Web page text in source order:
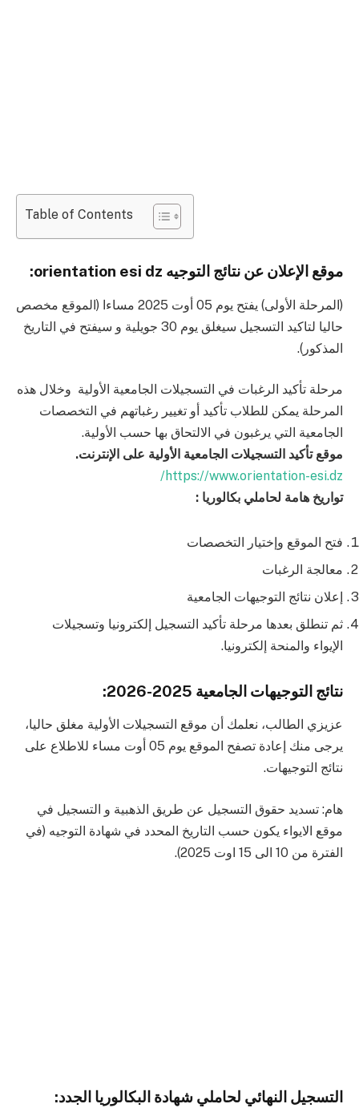
Table of Contents
موقع الإعلان عن نتائج التوجيه orientation esi dz:
(المرحلة الأولى) يفتح يوم 05 أوت 2025 مساءا (الموقع مخصص
حاليا لتاكيد التسجيل سيغلق يوم 30 جويلية و سيفتح في التاريخ
المذكور).
مرحلة تأكيد الرغبات في التسجيلات الجامعية الأولية وخلال هذه
المرحلة يمكن للطلاب تأكيد أو تغيير رغباتهم في التخصصات
الجامعية التي يرغبون في الالتحاق بها حسب الأولية.
موقع تأكيد التسجيلات الجامعية الأولية على الإنترنت.
https://www.orientation-esi.dz/
تواريخ هامة لحاملي بكالوريا :
فتح الموقع وإختيار التخصصات
معالجة الرغبات
إعلان نتائج التوجيهات الجامعية
ثم تنطلق بعدها مرحلة تأكيد التسجيل إلكترونيا وتسجيلات
الإيواء والمنحة إلكترونيا.
نتائج التوجيهات الجامعية 2025-2026:
عزيزي الطالب، نعلمك أن موقع التسجيلات الأولية مغلق حاليا،
يرجى منك إعادة تصفح الموقع يوم 05 أوت مساء للاطلاع على
نتائج التوجيهات.
هام: تسديد حقوق التسجيل عن طريق الذهبية و التسجيل في
موقع الايواء يكون حسب التاريخ المحدد في شهادة التوجيه (في
الفترة من 10 الى 15 اوت 2025).
التسجيل النهائي لحاملي شهادة البكالوريا الجدد: